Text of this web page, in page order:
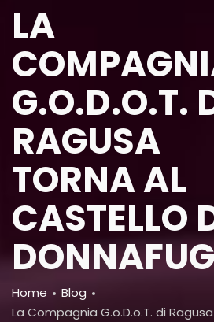
LA
G.O.D.O.T.
RAGUSA
TORNA AL
CASTELLO
Breadcrumb
Home
Blog
La Compagnia G.o.D.o.T. di